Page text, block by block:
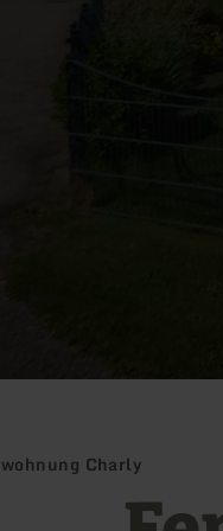
Charly